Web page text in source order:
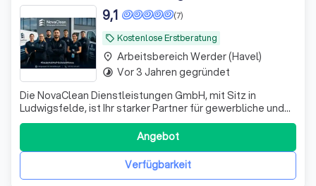
local_offer Kostenlose Erstberatung
(7)
9,1
Die NovaClean Dienstleistungen GmbH, mit Sitz in
Ludwigsfelde, ist Ihr starker Partner für gewerbliche und
öffentliche Auftraggeber in Brandenburg. Unter der
Geschäftsführung von Christian-Alexis Dik haben wir uns
auf B2B-Kunden und offizielle Ausschreibungen
spezialisiert. Wir betreuen keine Privat
Verfügbarkeit
Angebot
place Arbeitsbereich Werder (Havel)
timelapse Vor 3 Jahren gegründet